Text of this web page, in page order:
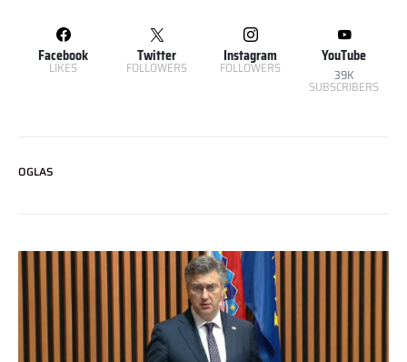
Facebook
LIKES
Twitter
FOLLOWERS
Instagram
FOLLOWERS
YouTube
39K
SUBSCRIBERS
OGLAS